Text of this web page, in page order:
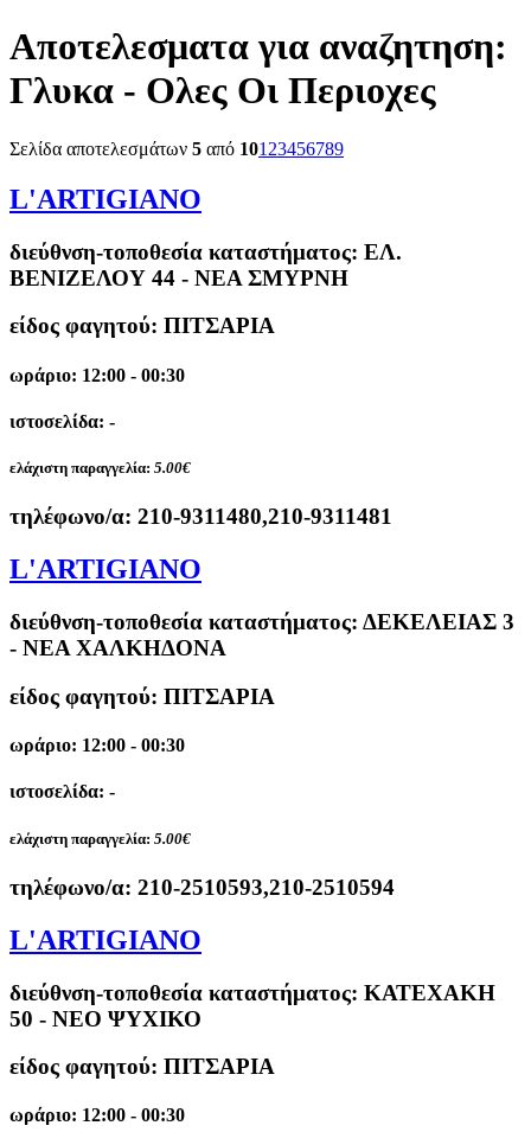
Αποτελεσματα για αναζητηση:
Γλυκα - Ολες Οι Περιοχες
Σελίδα αποτελεσμάτων 5 από 101 23456789
L'ARTIGIANO
διεύθνση-τοποθεσία καταστήματος: ΕΛ.
ΒΕΝΙΖΕΛΟΥ 44 - ΝΕΑ ΣΜΥΡΝΗ
είδος φαγητού: ΠΙΤΣΑΡΙΑ
ωράριο: 12:00 - 00:30
ιστοσελίδα: -
ελάχιστη παραγγελία: 5.00€
τηλέφωνο/α: 210-9311480,210-9311481
L'ARTIGIANO
διεύθνση-τοποθεσία καταστήματος: ΔΕΚΕΛΕΙΑΣ 3
- ΝΕΑ ΧΑΛΚΗΔΟΝΑ
είδος φαγητού: ΠΙΤΣΑΡΙΑ
ωράριο: 12:00 - 00:30
ιστοσελίδα: -
ελάχιστη παραγγελία: 5.00€
τηλέφωνο/α: 210-2510593,210-2510594
L'ARTIGIANO
διεύθνση-τοποθεσία καταστήματος: ΚΑΤΕΧΑΚΗ
50 - ΝΕΟ ΨΥΧΙΚΟ
είδος φαγητού: ΠΙΤΣΑΡΙΑ
ωράριο: 12:00 - 00:30